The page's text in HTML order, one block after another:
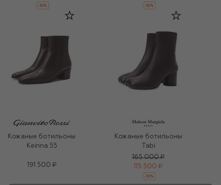
-30% -30%
Кожаные ботильоны
Keinna 55
191 500 ₽
Кожаные ботильоны
Tabi
165 000 ₽
115 500 ₽
-30%